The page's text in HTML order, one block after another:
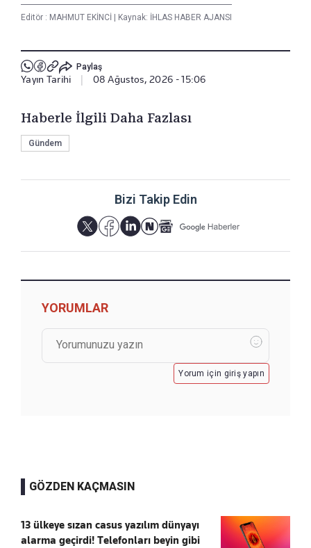
Editör : MAHMUT EKİNCİ | Kaynak: İHLAS HABER AJANSI
Paylaş
Yayın Tarihi 08 Ağustos, 2026 - 15:06
Haberle İlgili Daha Fazlası
Gündem
Bizi Takip Edin
YORUMLAR
Yorum için giriş yapın
GÖZDEN KAÇMASIN
13 ülkeye sızan casus yazılım dünyayı
alarma geçirdi! Telefonları beyin gibi